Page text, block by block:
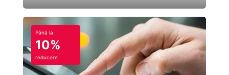
Până la
10%
reducere